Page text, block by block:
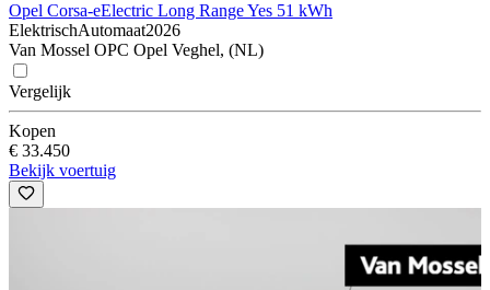
Opel Corsa-eElectric Long Range Yes 51 kWh
ElektrischAutomaat2026
Van Mossel OPC Opel Veghel, (NL)
Vergelijk
Kopen
€ 33.450
Bekijk voertuig